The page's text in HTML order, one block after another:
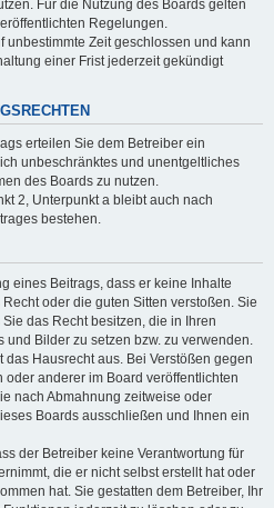
Für die Nutzung des Boards gelten
Regelungen.
unbestimmte Zeit geschlossen und kann
einer Frist jederzeit gekündigt
erteilen Sie dem Betreiber ein
unbeschränktes und unentgeltliches
des Boards zu nutzen.
2, Unterpunkt a bleibt auch nach
bestehen.
eines Beitrags, dass er keine Inhalte
oder die guten Sitten verstoßen. Sie
das Recht besitzen, die in Ihren
Bilder zu setzen bzw. zu verwenden.
das Hausrecht aus. Bei Verstößen gegen
anderer im Board veröffentlichten
nach Abmahnung zeitweise oder
Boards ausschließen und Ihnen ein
der Betreiber keine Verantwortung für
die er nicht selbst erstellt hat oder
hat. Sie gestatten dem Betreiber, Ihr